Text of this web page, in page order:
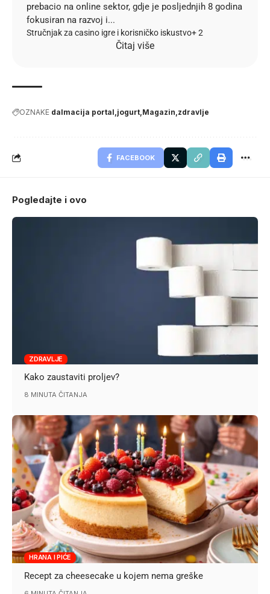
prebacio na online sektor, gdje je posljednjih 8 godina
fokusiran na razvoj i...
Stručnjak za casino igre i korisničko iskustvo+ 2
Čitaj više
OZNAKE dalmacija portal jogurt Magazin zdravlje
FACEBOOK
Pogledajte i ovo
ZDRAVLJE
Kako zaustaviti proljev?
8 MINUTA ČITANJA
HRANA I PIĆE
Recept za cheesecake u kojem nema greške